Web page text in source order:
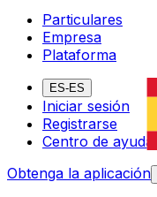
Particulares
Empresa
Plataforma
ES-ES
Iniciar sesión
Registrarse
Centro de ayuda
Obtenga la aplicación